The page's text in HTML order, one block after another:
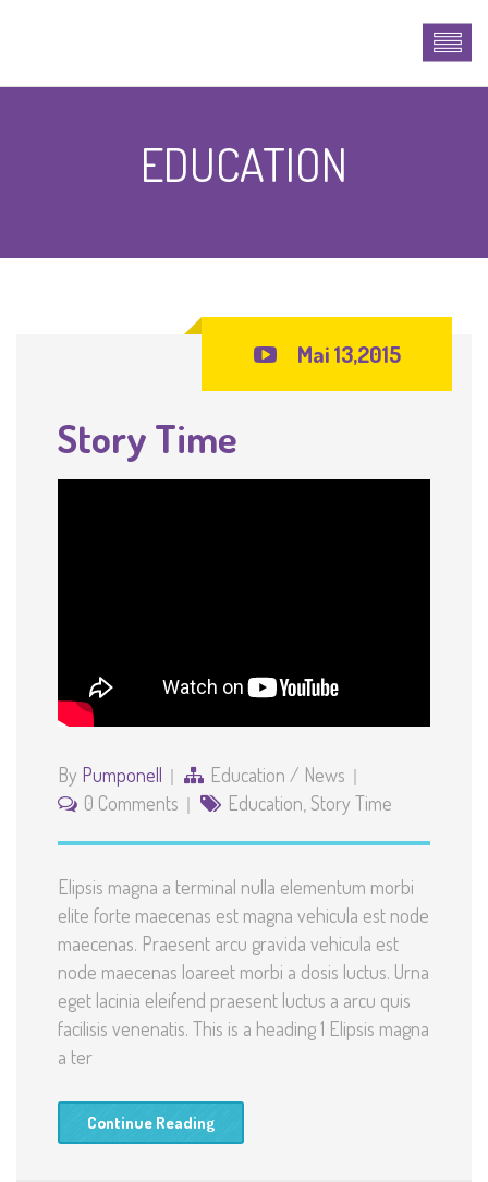
EDUCATION
Mai 13,2015
Story Time
By Pumponell Education / News
0 Comments
Education Story Time
Elipsis magna a terminal nulla elementum morbi
elite forte maecenas est magna vehicula est node
maecenas. Praesent arcu gravida vehicula est
node maecenas loareet morbi a dosis luctus. Urna
eget lacinia eleifend praesent luctus a arcu quis
facilisis venenatis. This is a heading 1 Elipsis magna
a ter
Continue Reading